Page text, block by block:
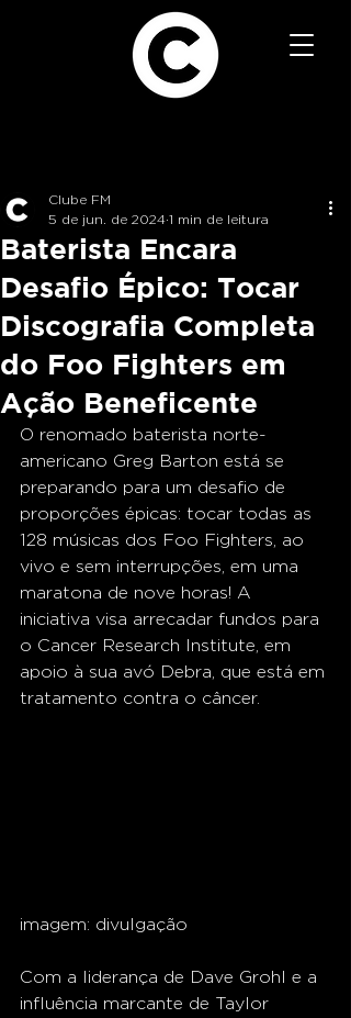
Baterista Encara
Desafio Épico: Tocar
Discografia Completa
do Foo Fighters em
Ação Beneficente
Clube FM
5 de jun. de 2024 1 min de leitura
O renomado baterista norte-
americano Greg Barton está se
preparando para um desafio de
proporções épicas: tocar todas as
128 músicas dos Foo Fighters, ao
vivo e sem interrupções, em uma
maratona de nove horas! A
iniciativa visa arrecadar fundos para
o Cancer Research Institute, em
apoio à sua avó Debra, que está em
tratamento contra o câncer.
imagem: divulgação
Com a liderança de Dave Grohl e a
influência marcante de Taylor